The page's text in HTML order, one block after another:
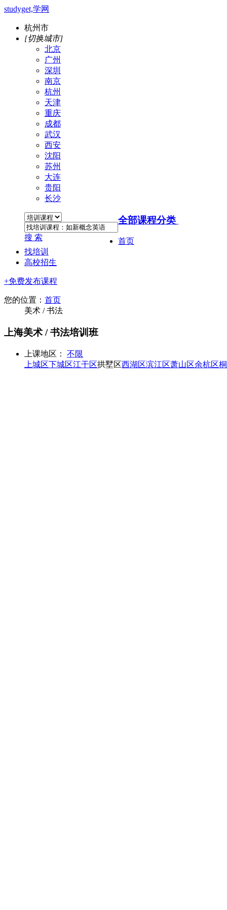
studyget,学网
杭州市
[切换城市]
北京
广州
深圳
南京
杭州
天津
重庆
成都
武汉
西安
沈阳
苏州
大连
贵阳
长沙
搜 索
全部课程分类
首页
找培训
高校招生
+免费发布课程
您的位置： 首页
美术 / 书法
上海美术 / 书法培训班
上课地区：
不限
上城区下城区江干区拱墅区西湖区滨江区萧山区余杭区